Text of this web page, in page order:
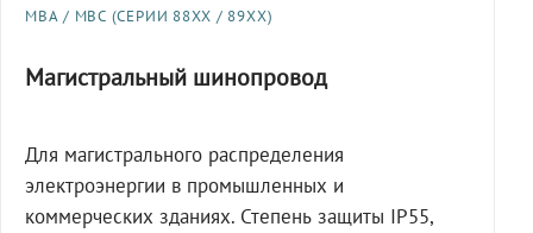
МВА / МВС (СЕРИИ 88XX / 89XX)
Магистральный шинопровод
Для магистрального распределения
электроэнергии в промышленных и
коммерческих зданиях. Степень защиты IP55,